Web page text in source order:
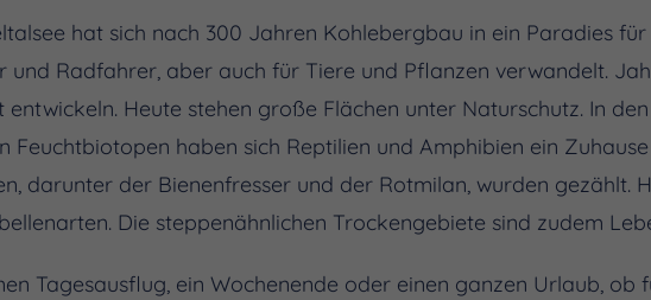
hat sich nach 300 Jahren Kohlebergbau in ein Paradies
und Radfahrer, aber auch für Tiere und Pflanzen verwandelt.
entwickeln. Heute stehen große Flächen unter Naturschutz. In
Feuchtbiotopen haben sich Reptilien und Amphibien ein
darunter der Bienenfresser und der Rotmilan, wurden gezählt.
Die steppenähnlichen Trockengebiete sind zudem
Tagesausflug, ein Wochenende oder einen ganzen Urlaub,